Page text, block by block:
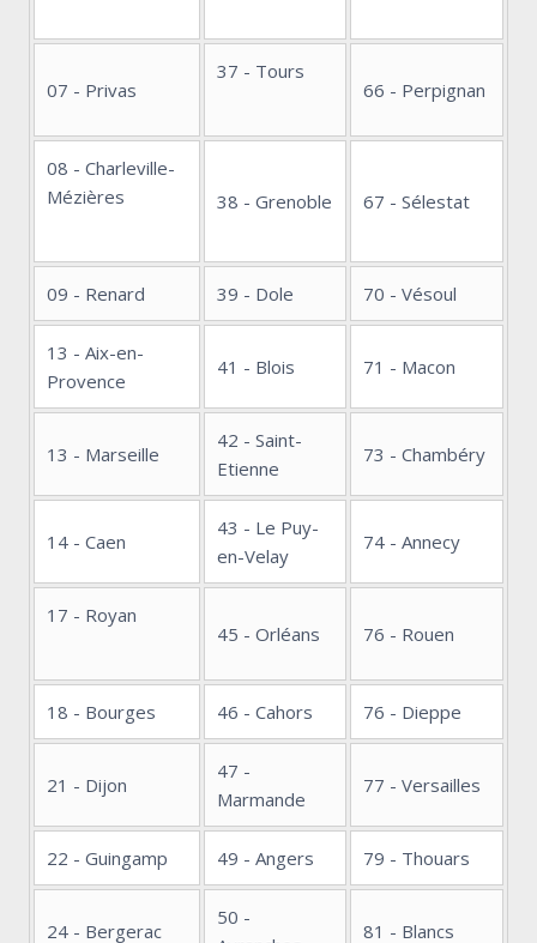
07 - Privas
37 - Tours
66 - Perpignan
08 - Charleville-
Mézières
38 - Grenoble 67 - Sélestat
09 - Renard 39 - Dole 70 - Vésoul
13 - Aix-en-
Provence
41 - Blois 71 - Macon
13 - Marseille
42 - Saint-
Etienne
73 - Chambéry
14 - Caen
43 - Le Puy-
en-Velay
74 - Annecy
17 - Royan
45 - Orléans
76 - Rouen
18 - Bourges 46 - Cahors 76 - Dieppe
21 - Dijon
47 -
Marmande
77 - Versailles
22 - Guingamp 49 - Angers 79 - Thouars
24 - Bergerac
50 -
81 - Blancs